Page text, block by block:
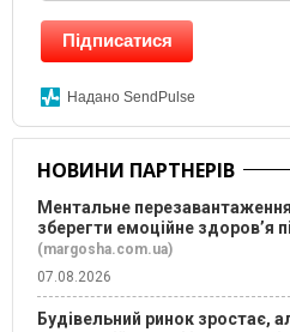
Підписатися
Надано SendPulse
НОВИНИ ПАРТНЕРІВ
Ментальне
зберегти емоційне здоров’я
(margosha.com.ua)
07.08.2026
Будівельний ринок зростає,